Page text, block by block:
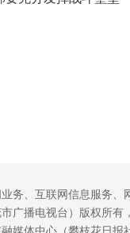
务、互联网信息服务、
广播电视台）版权所有